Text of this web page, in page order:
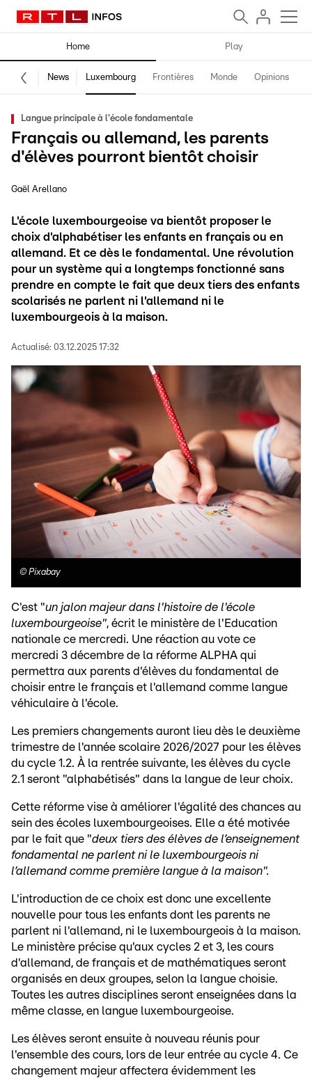
Home Play
News Luxembourg Frontières Monde Opinions
Langue principale à l'école fondamentale
Français ou allemand, les parents
d'élèves pourront bientôt choisir
Gaël Arellano
L'école luxembourgeoise va bientôt proposer le
choix d'alphabétiser les enfants en français ou en
allemand. Et ce dès le fondamental. Une révolution
pour un système qui a longtemps fonctionné sans
prendre en compte le fait que deux tiers des enfants
scolarisés ne parlent ni l'allemand ni le
luxembourgeois à la maison.
Actualisé: 03.12.2025 17:32
© Pixabay
C'est "un jalon majeur dans l'histoire de l'école
luxembourgeoise", écrit le ministère de l'Education
nationale ce mercredi. Une réaction au vote ce
mercredi 3 décembre de la réforme ALPHA qui
permettra aux parents d'élèves du fondamental de
choisir entre le français et l'allemand comme langue
véhiculaire à l'école.
Les premiers changements auront lieu dès le deuxième
trimestre de l'année scolaire 2026/2027 pour les élèves
du cycle 1.2. À la rentrée suivante, les élèves du cycle
2.1 seront "alphabétisés" dans la langue de leur choix.
Cette réforme vise à améliorer l'égalité des chances au
sein des écoles luxembourgeoises. Elle a été motivée
par le fait que "deux tiers des élèves de l’enseignement
fondamental ne parlent ni le luxembourgeois ni
l’allemand comme première langue à la maison".
L'introduction de ce choix est donc une excellente
nouvelle pour tous les enfants dont les parents ne
parlent ni l'allemand, ni le luxembourgeois à la maison.
Le ministère précise qu'aux cycles 2 et 3, les cours
d'allemand, de français et de mathématiques seront
organisés en deux groupes, selon la langue choisie.
Toutes les autres disciplines seront enseignées dans la
même classe, en langue luxembourgeoise.
Les élèves seront ensuite à nouveau réunis pour
l'ensemble des cours, lors de leur entrée au cycle 4. Ce
changement majeur affectera évidemment les